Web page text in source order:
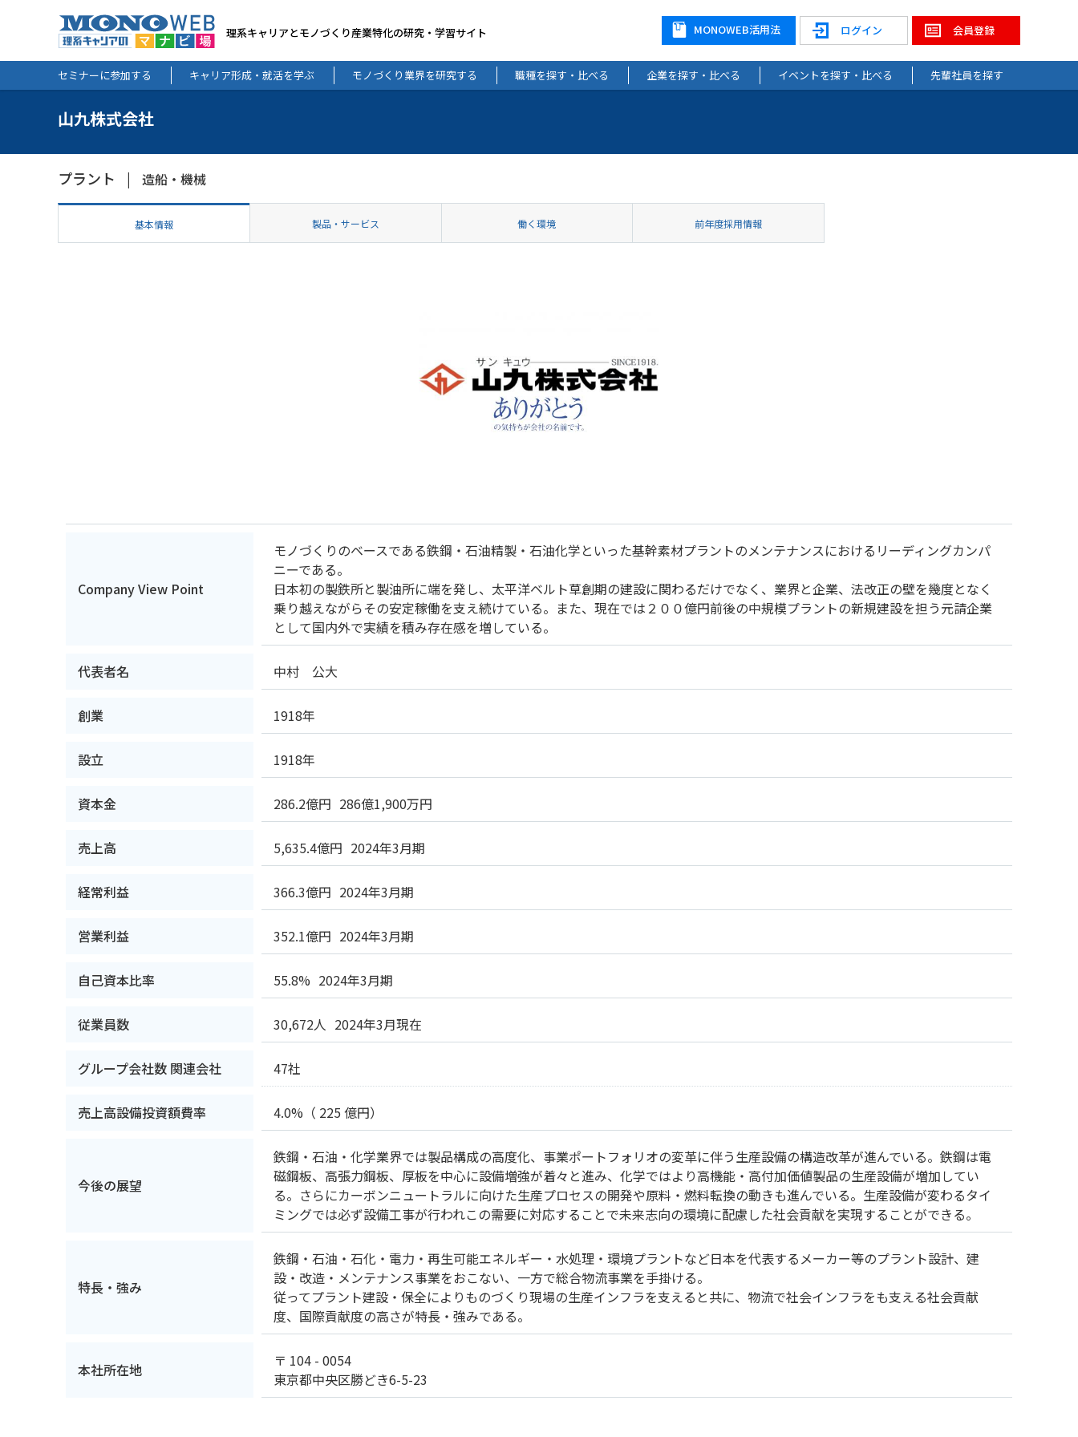
理系キャリアとモノづくり産業特化の研究・学習サイト 会員登録
ログイン
MONOWEB活用法
セミナーに参加する キャリア形成・就活を学ぶ モノづくり業界を研究する 職種を探す・比べる 企業を探す・比べる イベントを探す・比べる 先輩社員を探す
山九株式会社
プラント 造船・機械
基本情報 製品・サービス 働く環境 前年度採用情報
Company View Point
モノづくりのベースである鉄鋼・石油精製・石油化学といった基幹素材プラントのメンテナンスにおけるリーディングカンパ
ニーである。
日本初の製鉄所と製油所に端を発し、太平洋ベルト草創期の建設に関わるだけでなく、業界と企業、法改正の壁を幾度となく
乗り越えながらその安定稼働を支え続けている。また、現在では２００億円前後の中規模プラントの新規建設を担う元請企業
として国内外で実績を積み存在感を増している。
代表者名 中村 公大
創業 1918年
設立 1918年
資本金 286.2億円 286億1,900万円
売上高 5,635.4億円 2024年3月期
経常利益 366.3億円 2024年3月期
営業利益 352.1億円 2024年3月期
自己資本比率 55.8% 2024年3月期
従業員数 30,672人 2024年3月現在
グループ会社数 関連会社 47社
売上高設備投資額費率 4.0% （ 225 億円）
今後の展望
鉄鋼・石油・化学業界では製品構成の高度化、事業ポートフォリオの変革に伴う生産設備の構造改革が進んでいる。鉄鋼は電
磁鋼板、高張力鋼板、厚板を中心に設備増強が着々と進み、化学ではより高機能・高付加価値製品の生産設備が増加してい
る。さらにカーボンニュートラルに向けた生産プロセスの開発や原料・燃料転換の動きも進んでいる。生産設備が変わるタイ
ミングでは必ず設備工事が行われこの需要に対応することで未来志向の環境に配慮した社会貢献を実現することができる。
特長・強み
鉄鋼・石油・石化・電力・再生可能エネルギー・水処理・環境プラントなど日本を代表するメーカー等のプラント設計、建
設・改造・メンテナンス事業をおこない、一方で総合物流事業を手掛ける。
従ってプラント建設・保全によりものづくり現場の生産インフラを支えると共に、物流で社会インフラをも支える社会貢献
度、国際貢献度の高さが特長・強みである。
本社所在地
〒 104 - 0054
東京都中央区勝どき6-5-23